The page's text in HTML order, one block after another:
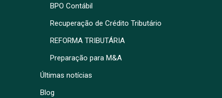
BPO Contábil
Recuperação de Crédito Tributário
REFORMA TRIBUTÁRIA
Preparação para M&A
Últimas notícias
Blog